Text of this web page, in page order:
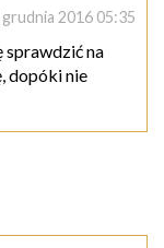
grudnia 2016 05:35
sprawdzić na
dopóki nie